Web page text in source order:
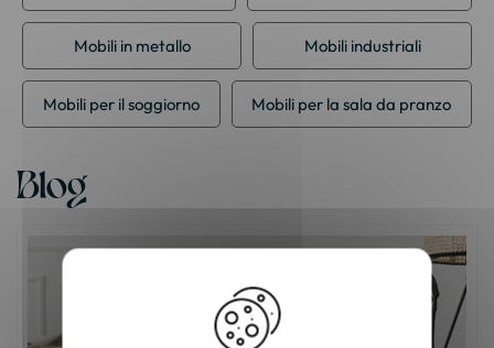
Mobili in metallo Mobili industriali
Mobili per il soggiorno Mobili per la sala da pranzo
Blog